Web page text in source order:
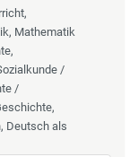
Mathematik
/
/
Deutsch als